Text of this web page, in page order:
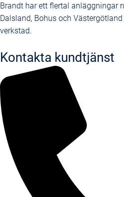
Brandt har ett flertal anläggningar
Dalsland, Bohus och
verkstad.
Kontakta kundtjänst